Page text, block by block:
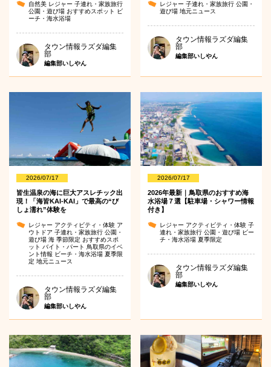
自然美 レジャー 子連れ・家族旅行
公園・遊び場 おすすめスポット
ビ
ーチ・海水浴場
タウン情報ラズダ編集
部
編集部いしやん
レジャー子連れ・家族旅行公園・
遊び場地元ニュース
タウン情報ラズダ編集
部
編集部いしやん
2026/07/17
皆生温泉の海に巨大アスレチック出
現！「海皆KAI-KAI」で最高の“び
しょ濡れ”体験を
レジャー アクティビティ・体験 ア
ウトドア 子連れ・家族旅行 公園・
遊び場 海 季節限定 おすすめスポ
ット バイト・パート 鳥取県のイベ
ント情報 ビーチ・海水浴場 夏季限
定 地元ニュース
タウン情報ラズダ編集
部
編集部いしやん
2026/07/17
2026年最新｜鳥取県のおすすめ海
水浴場７選【駐車場・シャワー情報
付き】
レジャー アクティビティ・体験子
連れ・家族旅行公園・遊び場 ビー
チ・海水浴場夏季限定
タウン情報ラズダ編集
部
編集部いしやん